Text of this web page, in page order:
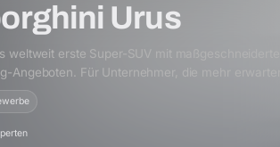
Urus
weltweit erste Super-SUV mit maßgeschneiderten
Angeboten. Für Unternehmer, die mehr erwarten.